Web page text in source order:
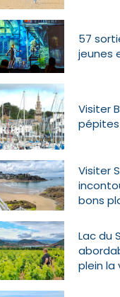
57
jeunes
Visiter
Visiter
bons
Lac du
plein la